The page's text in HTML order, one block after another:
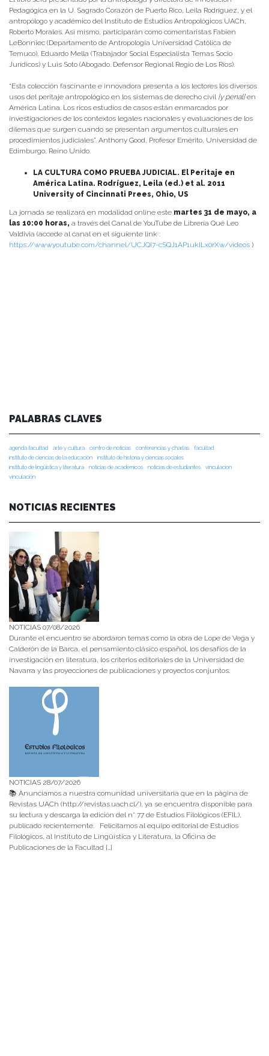
Pedagógica en la U. Sagrado Corazón de Puerto Rico, Leila Rodríguez, y el
antropólogo y académico del Instituto de Estudios Antropológicos UACh,
Roberto Morales. Así mismo, participarán como comentaristas Fabien
LeBonniec (Departamento de Antropología Universidad Católica de
Temuco), Eduardo Mella (Trabajador Social Especialista Temas Socio
Jurídicos) y Luis Soto (Abogado. Defensor Regional Regio de Los Ríos).
“Esta colección fascinante e innovadora presenta a los lectores los diversos
usos del peritaje antropológico en los sistemas de derecho civil [y penal]en
América Latina. Los ricos estudios de casos están enmarcados por
investigaciones de los contextos legales nacionales y evaluaciones de los
dilemas que surgen cuando se presentan argumentos culturales en
procedimientos judiciales”. Anthony Good, Profesor Emérito, Universidad de
Edimburgo, Reino Unido.
LA CULTURA COMO PRUEBA JUDICIAL. El Peritaje en
América Latina. Rodríguez, Leila (ed.) et al. 2011
University of Cincinnati Prees, Ohio, US
La jornada se realizará en modalidad online este martes 31 de mayo, a
las 10:00 horas, a través del Canal de YouTube de Librería Qué Leo
Valdivia (accede al canal en el siguiente link :
https://www.youtube.com/channel/UCJQI7-cSQJ1AP1ukILx0rXw/videos )
PALABRAS CLAVES
agenda facultad arte y cultura centro de noticias conferencias y charlas
facultad
instituto de ciencias de la educación
instituto de historia y ciencias sociales
instituto de lingüística y literatura
noticias de académicos noticias de estudiantes
vinculacion
vinculación
NOTICIAS RECIENTES
NOTICIAS 07/08/2026
Durante el encuentro se abordaron temas como la obra de Lope de Vega y
Calderón de la Barca, el pensamiento clásico español, los desafíos de la
investigación en literatura, los criterios editoriales de la Universidad de
Navarra y las proyecciones de publicaciones y proyectos conjuntos.
NOTICIAS 28/07/2026
📚 Anunciamos a nuestra comunidad universitaria que en la página de
Revistas UACh (http://revistas.uach.cl/), ya se encuentra disponible para
su lectura y descarga la edición del n° 77 de Estudios Filológicos (EFIL),
publicado recientemente. Felicitamos al equipo editorial de Estudios
Filológicos, al Instituto de Lingüística y Literatura, la Oficina de
Publicaciones de la Facultad […]